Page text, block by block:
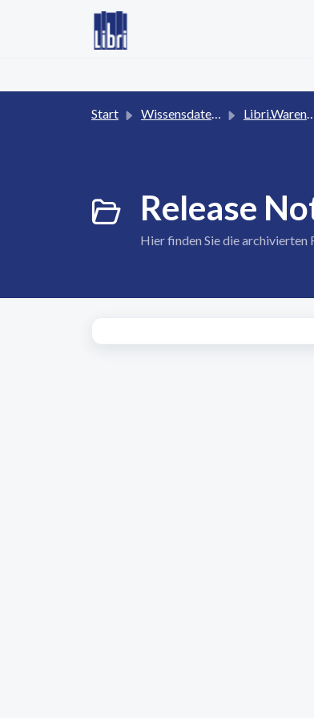
Start Wissensdatenbank Libri.Warenwirtschaft (JWWS)
Release
Hier finden Sie die